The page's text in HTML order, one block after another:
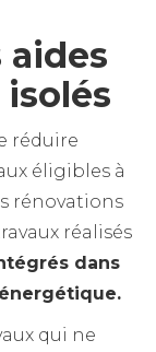
aides
réduire
éligibles à
rénovations
réalisés
dans
qui ne